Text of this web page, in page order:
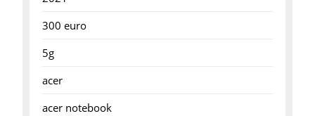
300 euro
5g
acer
acer notebook